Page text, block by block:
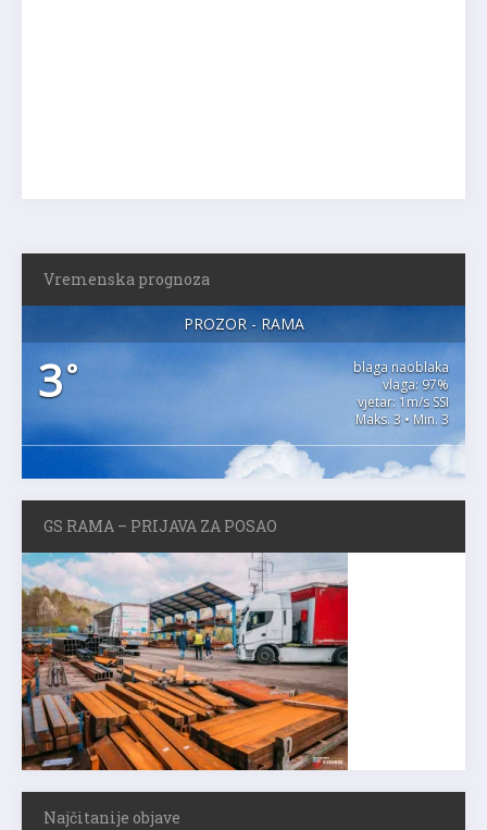
Vremenska prognoza
PROZOR - RAMA
3°
blaga naoblaka
vlaga: 97%
vjetar: 1m/s SSI
Maks. 3 • Min. 3
GS RAMA – PRIJAVA ZA POSAO
Najčitanije objave